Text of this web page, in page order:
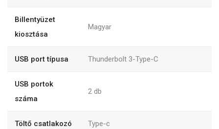
Billentyüzet
kiosztása
Magyar
USB port típusa Thunderbolt 3-Type-C
USB portok
száma
2 db
Töltő csatlakozó Type-c